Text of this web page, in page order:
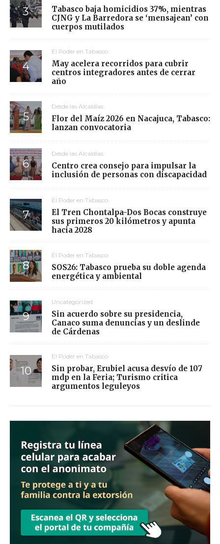
Tabasco baja homicidios 37%, mientras
CJNG y La Barredora se ‘mensajean’ con
cuerpos mutilados
El Poder en Tabasco
May acelera recorridos para cubrir
centros integradores antes de cerrar
año
Desde las Alcaldías
Flor del Maíz 2026 en Nacajuca, Tabasco:
lanzan convocatoria
Desde las Alcaldías
Centro crea consejo para impulsar la
inclusión de personas con discapacidad
El Poder en Tabasco
El Tren Chontalpa-Dos Bocas construye
sus primeros 20 kilómetros y apunta
hacia 2028
El Poder en Tabasco
SOS26: Tabasco prueba su doble agenda
energética y ambiental
Uncategorized
Sin acuerdo sobre su presidencia,
Canaco suma denuncias y un deslinde
de Cárdenas
El Poder en Tabasco
Sin probar, Erubiel acusa desvío de 107
mdp en la Feria; Turismo critica
argumentos leguleyos